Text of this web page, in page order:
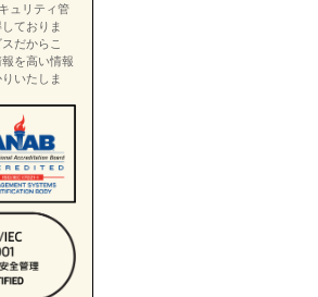
ュリティ管
ておりま
だからこ
を高い情報
いたしま